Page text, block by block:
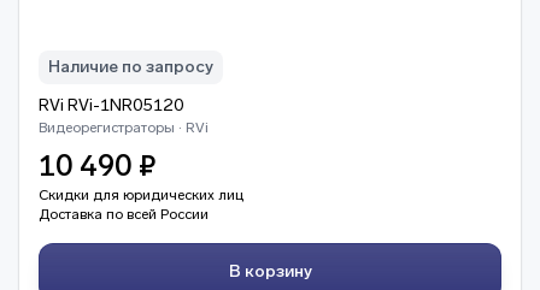
Наличие по запросу
RVi RVi-1NR05120
Видеорегистраторы · RVi
10 490 ₽
Скидки для юридических лиц
Доставка по всей России
В корзину